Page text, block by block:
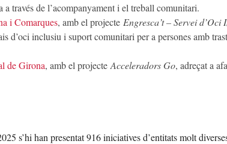
través de l’acompanyament i el treball comunitari.
i Comarques, amb el projecte Engresca’t – Servei
d’oci inclusiu i suport comunitari per a persones amb
de Girona, amb el projecte Acceleradors Go, adreçat a
s’hi han presentat 916 iniciatives d’entitats molt